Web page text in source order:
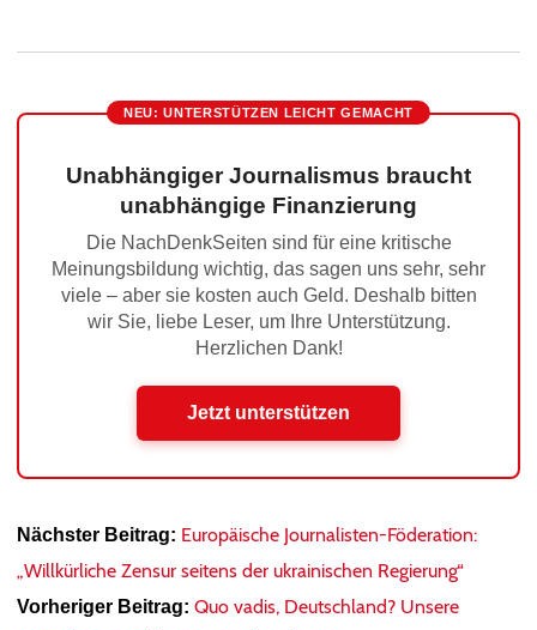
NEU: UNTERSTÜTZEN LEICHT GEMACHT
Unabhängiger Journalismus braucht
unabhängige Finanzierung
Die NachDenkSeiten sind für eine kritische
Meinungsbildung wichtig, das sagen uns sehr, sehr
viele – aber sie kosten auch Geld. Deshalb bitten
wir Sie, liebe Leser, um Ihre Unterstützung.
Herzlichen Dank!
Jetzt unterstützen
Nächster Beitrag: Europäische Journalisten-Föderation:
„Willkürliche Zensur seitens der ukrainischen Regierung“
Vorheriger Beitrag: Quo vadis, Deutschland? Unsere